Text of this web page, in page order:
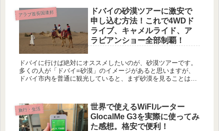
アラブ首長国連邦
ドバイの砂漠ツアーに激安で
申し込む方法！これで4WDド
ライブ、キャメルライド、ア
ラビアンショー全部制覇！
ドバイに行けば絶対にオススメしたいのが、砂漠ツアーです。
多くの人が「ドバイ=砂漠」のイメージがあると思いますが、
ドバイ市内を普通に観光していると、まず砂漠を見ることはあ
旅行・生活
世界で使えるWiFIルーター
GlocalMe G3を実際に使ってみ
た感想。格安で便利！